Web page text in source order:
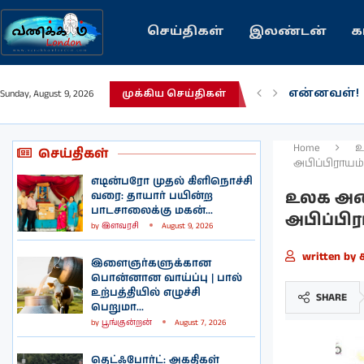
செய்திகள் இலண்டன்
Sunday, August 9, 2026 முக்கிய செய்திகள்
பழைய
செய்திகள்
எடின்பரோ முதல் கிளிநொச்சி
வரை: தாயார் பயின்ற
பாடசாலைக்கு மகன்...
by இளவரசி August 9, 2026
இளைஞர்களுக்கான
பொன்னான வாய்ப்பு | பால்
உற்பத்தியில் எழுச்சி
பெறுமா...
by பூங்குன்றன் August 7, 2026
தெட்ஃபோர்ட்: அகதிகள்
Home
உலக
written by
SHARE